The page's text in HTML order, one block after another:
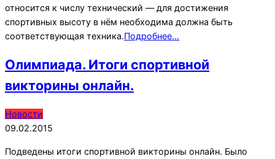
относится к числу технический — для достижения
спортивных высоту в нём необходима должна быть
соответствующая техника.Подробнее…
Олимпиада. Итоги спортивной
викторины онлайн.
2015-
02-
Новости
09.02.2015
Подведены итоги спортивной викторины онлайн. Было